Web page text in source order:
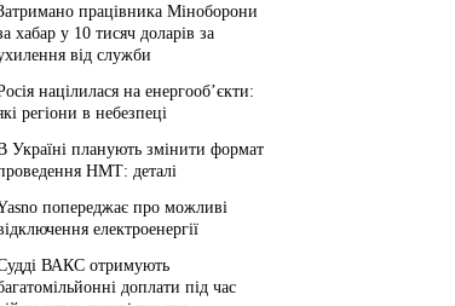
працівника Міноборони
хабар у 10 тисяч доларів за
від служби
націлилася на енергооб’єкти:
регіони в небезпеці
Україні планують змінити формат
НМТ: деталі
попереджає про можливі
електроенергії
ВАКС отримують
доплати під час